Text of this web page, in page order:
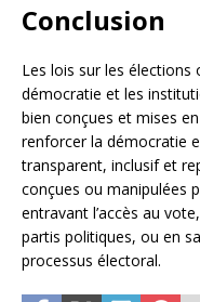
Conclusion
Les lois sur les
démocratie et les
bien conçues et mises
renforcer la démocratie
transparent, inclusif et
conçues ou manipulées
entravant l’accès au
partis politiques, ou en
processus électoral.